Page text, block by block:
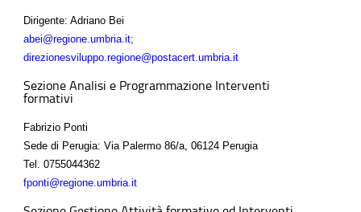
Dirigente: Adriano Bei
abei@regione.umbria.it;
direzionesviluppo.regione@postacert.umbria.it
Sezione Analisi e Programmazione Interventi
formativi
Fabrizio Ponti
Sede di Perugia: Via Palermo 86/a, 06124 Perugia
Tel.
0755044362
fponti@regione.umbria.it